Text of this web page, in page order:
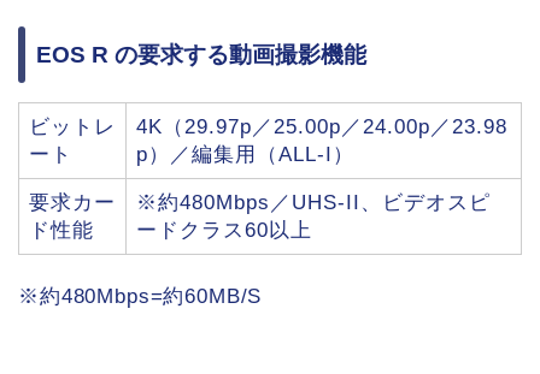
EOS R の要求する動画撮影機能
ビットレ
ート
4K（29.97p／25.00p／24.00p／23.98
p）／編集用（ALL-I）
要求カー
ド性能
※約480Mbps／UHS-II、ビデオスピ
ードクラス60以上
※約480Mbps=約60MB/S